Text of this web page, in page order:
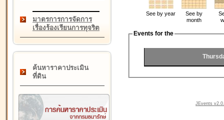
มาตรการการจัดการ
เรื่องร้องเรียนการทุจริต
ค้นหาราคาประเมิน
ที่ดิน
See by year
See by
month
Events for the
JEvents